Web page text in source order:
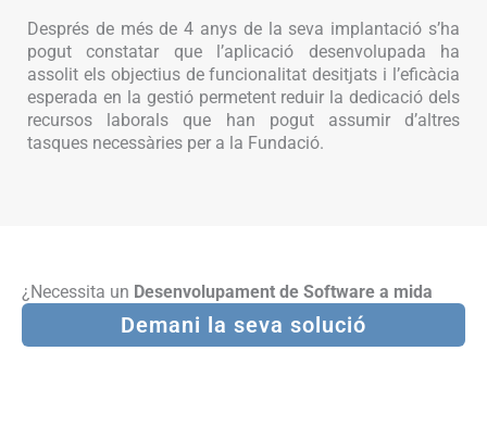
Després de més de 4 anys de la seva implantació s’ha
pogut constatar que l’aplicació desenvolupada ha
assolit els objectius de funcionalitat desitjats i l’eficàcia
esperada en la gestió permetent reduir la dedicació dels
recursos laborals que han pogut assumir d’altres
tasques necessàries per a la Fundació.
¿Necessita un Desenvolupament de Software a mida
Demani la seva solució